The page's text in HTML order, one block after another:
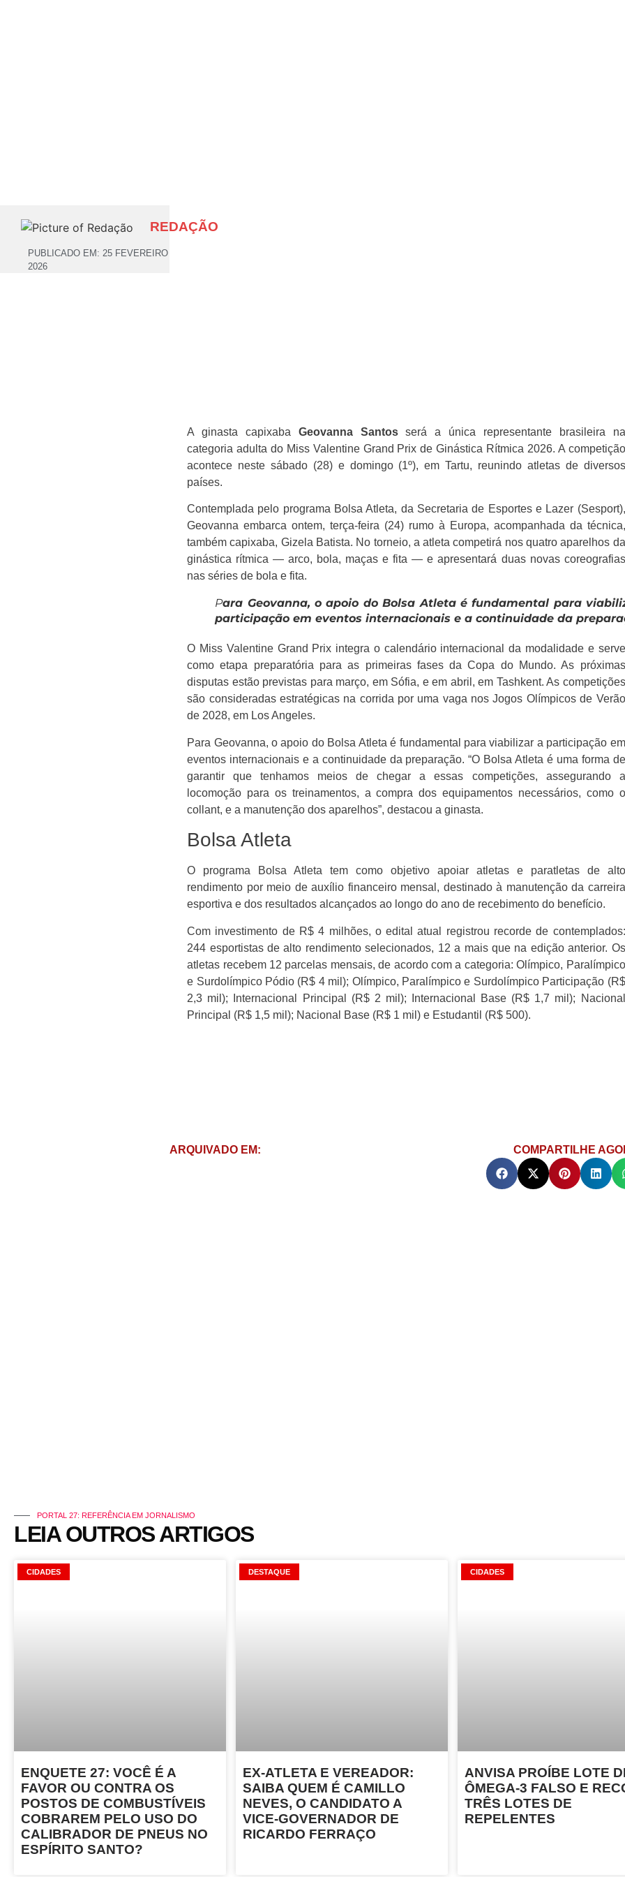
REDAÇÃO
PUBLICADO EM: 25 FEVEREIRO
2026
A ginasta capixaba Geovanna Santosserá a única representante brasileira na
categoria adulta do Miss Valentine Grand Prix de Ginástica Rítmica 2026. A competição
acontece neste sábado (28) e domingo (1º), emTartu, reunindo atletas de diversos
países.
Contemplada pelo programa Bolsa Atleta, da Secretaria de Esportes e Lazer (Sesport),
Geovanna embarca ontem, terça-feira (24) rumo à Europa, acompanhada da técnica,
também capixaba, Gizela Batista. No torneio, a atleta competirá nos quatro aparelhos da
ginástica rítmica — arco, bola, maças e fita — e apresentará duas novas coreografias
nas séries de bola e fita.
Para Geovanna, o apoio do Bolsa Atleta é fundamental para
participação em eventos internacionais e a continuidade da
O Miss Valentine Grand Prix integra o calendário internacional da modalidade e serve
como etapa preparatória para as primeiras fases da Copa do Mundo. As próximas
disputas estão previstas para março, em Sófia, e em abril, em Tashkent. As competições
são consideradas estratégicas na corrida por uma vaga nosJogos Olímpicos de Verão
de 2028, em Los Angeles.
Para Geovanna, o apoio do Bolsa Atleta é fundamental para viabilizar a participação em
eventos internacionais e a continuidade da preparação. “O Bolsa Atleta é uma forma de
garantir que tenhamos meios de chegar a essas competições, assegurando a
locomoção para os treinamentos, a compra dos equipamentos necessários, como o
collant, e a manutenção dos aparelhos”, destacou a ginasta.
Bolsa Atleta
O programa Bolsa Atleta tem como objetivo apoiar atletas e paratletas de alto
rendimento por meio de auxílio financeiro mensal, destinado à manutenção da carreira
esportiva e dos resultados alcançados ao longo do ano de recebimento do benefício.
Com investimento de R$ 4 milhões, o edital atual registrou recorde de contemplados:
244 esportistas de alto rendimento selecionados, 12 a mais que na edição anterior. Os
atletas recebem 12 parcelas mensais, de acordo com a categoria: Olímpico, Paralímpico
e Surdolímpico Pódio (R$ 4 mil); Olímpico, Paralímpico e Surdolímpico Participação (R$
2,3 mil); Internacional Principal (R$ 2 mil); Internacional Base (R$ 1,7 mil); Nacional
Principal (R$ 1,5 mil); Nacional Base (R$ 1 mil) e Estudantil (R$ 500).
ARQUIVADO EM: COMPARTILHE
PORTAL 27: REFERÊNCIA EM JORNALISMO
LEIA OUTROS ARTIGOS
CIDADES
ENQUETE 27: VOCÊ É A
FAVOR OU CONTRA OS
POSTOS DE COMBUSTÍVEIS
COBRAREM PELO USO DO
CALIBRADOR DE PNEUS NO
ESPÍRITO SANTO?
DESTAQUE
EX-ATLETA E VEREADOR:
SAIBA QUEM É CAMILLO
NEVES, O CANDIDATO A
VICE-GOVERNADOR DE
RICARDO FERRAÇO
CIDADES
ANVISA PROÍBE LOTE
ÔMEGA-3 FALSO E
TRÊS LOTES DE
REPELENTES